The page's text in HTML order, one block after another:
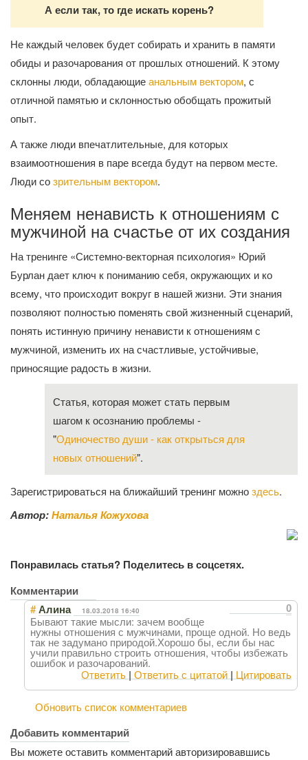
А если так, то где искать корень?
Не каждый человек будет собирать и хранить в памяти
обиды и разочарования от прошлых отношений. К этому
склонны люди, обладающиеанальным вектором, с
отличной памятью и склонностью обобщать прожитый
опыт.
А также люди впечатлительные, для которых
взаимоотношения в паре всегда будут на первом месте.
Люди созрительным вектором.
Меняем ненависть к отношениям с
мужчиной на счастье от их создания
На тренинге «Системно-векторная психология» Юрий
Бурлан дает ключ к пониманию себя, окружающих и ко
всему, что происходит вокруг в нашей жизни. Эти знания
позволяют полностью поменять свой жизненный сценарий,
понять истинную причину ненависти к отношениям с
мужчиной, изменить их на счастливые, устойчивые,
приносящие радость в жизни.
Статья, которая может стать первым
шагом к осознанию проблемы -
"Одиночество души - как открыться для
новых отношений".
Зарегистрироваться на ближайший тренинг можноздесь.
Автор:Наталья Кожухова
Понравилась статья? Поделитесь в соцсетях.
Комментарии
0
# Алина 18.03.2018 16:40
Бывают такие мысли: зачем вообще
нужны отношения с мужчинами, проще одной. Но ведь
так не задумано природой.Хорошо бы, если бы нас
учили правильно строить отношения, чтобы избежать
ошибок и разочарований.
Ответить | Ответить с цитатой | Цитировать
Обновить список комментариев
Добавить комментарий
Вы можете оставить комментарий авторизировавшись